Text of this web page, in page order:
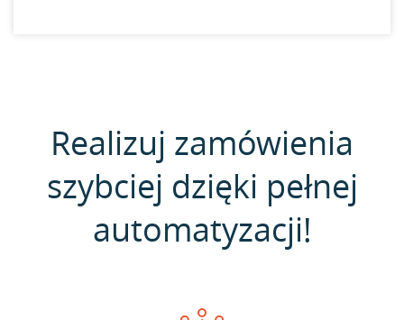
Realizuj zamówienia
szybciej dzięki pełnej
automatyzacji!